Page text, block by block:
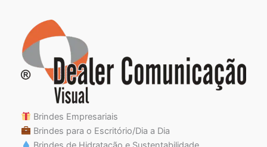
Brindes Empresariais
Brindes para o Escritório/Dia a Dia